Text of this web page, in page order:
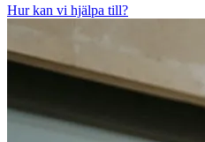
Hur kan vi hjälpa till?